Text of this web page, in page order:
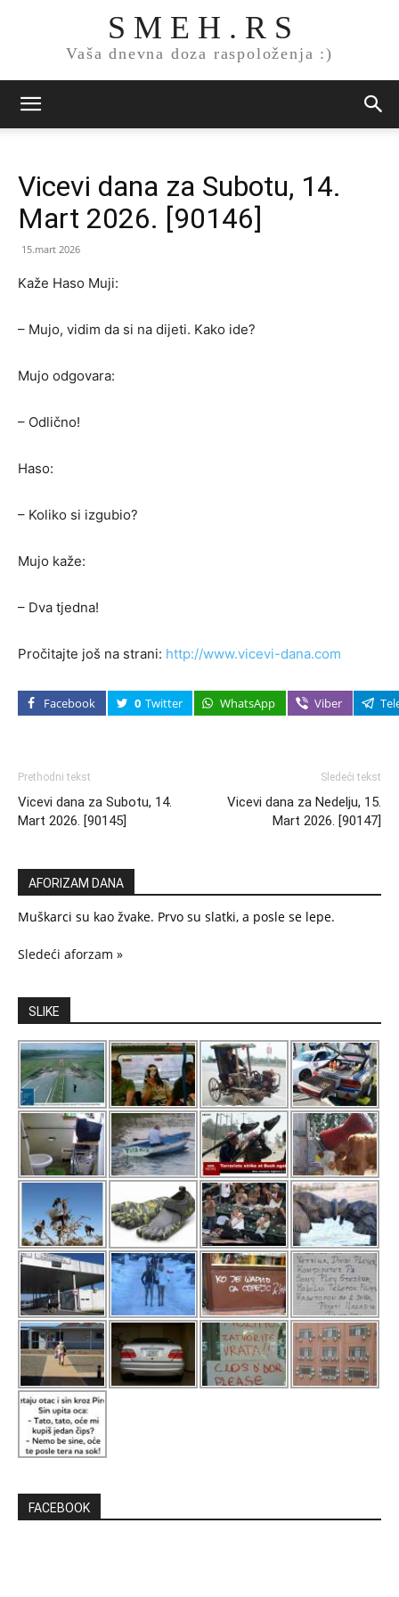
S M E H . R S
Vaša dnevna doza raspoloženja :)
Vicevi dana za Subotu, 14.
Mart 2026. [90146]
15.mart 2026
Kaže Haso Muji:
– Mujo, vidim da si na dijeti. Kako ide?
Mujo odgovara:
– Odlično!
Haso:
– Koliko si izgubio?
Mujo kaže:
– Dva tjedna!
Pročitajte još na strani: http://www.vicevi-dana.com
Facebook 0 Twitter WhatsApp Viber
Prethodni tekst
Vicevi dana za Subotu, 14.
Mart 2026. [90145]
Sledeći tekst
Vicevi dana za Nedelju, 15.
Mart 2026. [90147]
AFORIZAM DANA
Muškarci su kao žvake. Prvo su slatki, a posle se lepe.
Sledeći aforzam »
SLIKE
FACEBOOK